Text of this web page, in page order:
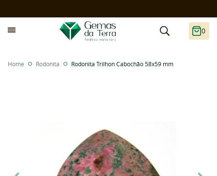
0
Home Rodonita Rodonita Trilhon Cabochão 58x59 mm